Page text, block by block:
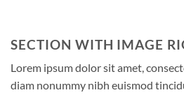
SECTION WITH IMAGE
Lorem ipsum dolor sit amet,
diam nonummy nibh euismod